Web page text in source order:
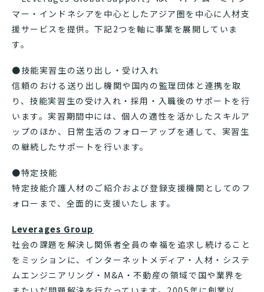
マー・インドネシアを中心としたアジア圏を中心に人材支
援サービスを提供。下記2つを軸に事業を展開していま
す。
●技能実習生の送り出し・受け入れ
信頼のおける送り出し機関や国内の監理団体と連携を取
り、技能実習生の受け入れ・採用・入職後のサポートを行
います。実習期間中には、個人の適性を活かしたスキルア
ップのほか、日常生活のフォローアップを通して、実習生
の継続したサポートを行います。
●特定技能
特定技能介護人材のご紹介および登録支援機関としてのフ
ォローまで、全面的に支援いたします。
Leverages Group
社会の課題を解決し関係者全員の幸福を追求し続けること
をミッションに、インターネットメディア・人材・システ
ムエンジニアリング・M&A・不動産の領域で国や業界を